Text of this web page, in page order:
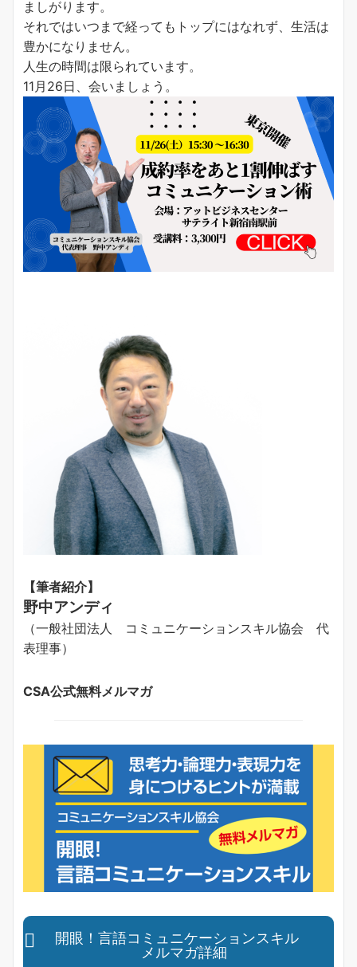
ましがります。
それではいつまで経ってもトップにはなれず、生活は
豊かになりません。
人生の時間は限られています。
11月26日、会いましょう。
【筆者紹介】
野中アンディ
（一般社団法人 コミュニケーションスキル協会 代
表理事）
CSA公式無料メルマガ
開眼！言語コミュニケーションスキル
メルマガ詳細